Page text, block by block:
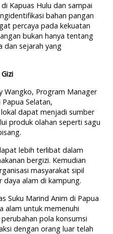
Kapuas Hulu dan sampai
bahan pangan
percaya pada kekuatan
bukan hanya tentang
dan sejarah yang
Wangko, Program Manager
Selatan,
dapat menjadi sumber
produk olahan seperti sagu
lebih terlibat dalam
bergizi. Kemudian
masyarakat sipil
daya alam di kampung.
Suku Marind Anim di Papua
alam untuk memenuhi
pola konsumsi
dengan orang luar telah